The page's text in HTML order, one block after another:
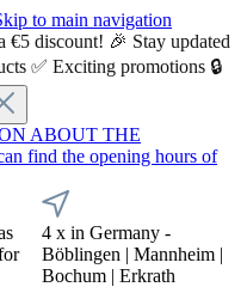
to main navigation
€5 discount! 🎉 Stay updated
✅ Exciting promotions 🔒
ABOUT THE
find the opening hours of
4 x in Germany -
Böblingen | Mannheim |
Bochum | Erkrath